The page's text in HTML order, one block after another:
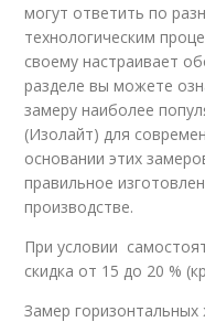
могут ответить по
технологическим
своему настраивает
разделе вы можете
замеру наиболее
(Изолайт) для
основании этих
правильное
производстве.
При условии
скидка от 15 до 20 %
Замер